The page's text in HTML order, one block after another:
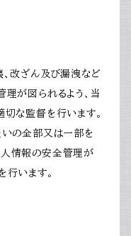
、改ざん及び漏洩など
が図られるよう、当
切な監督を行います。
いの全部又は一部を
情報の安全管理が
行います。